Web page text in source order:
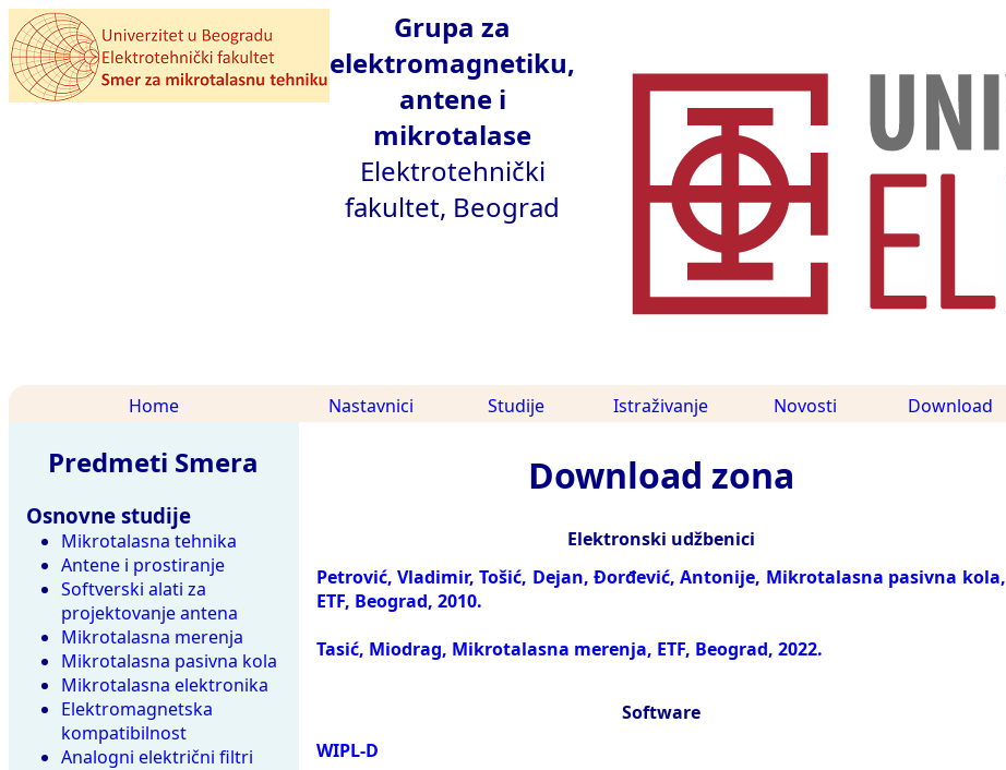
Grupa za
elektromagnetiku,
antene i
mikrotalase
Elektrotehnički
fakultet, Beograd
Home Nastavnici Studije Istraživanje Novosti Download
Predmeti Smera
Osnovne studije
Mikrotalasna tehnika
Antene i prostiranje
Softverski alati za
projektovanje antena
Mikrotalasna merenja
Mikrotalasna pasivna kola
Mikrotalasna elektronika
Elektromagnetska
kompatibilnost
Analogni električni filtri
Download zona
Elektronski udžbenici
Petrović, Vladimir, Tošić, Dejan, Đorđević, Antonije, Mikrotalasna pasivna kola,
ETF, Beograd, 2010.
Tasić, Miodrag, Mikrotalasna merenja, ETF, Beograd, 2022.
Software
WIPL-D